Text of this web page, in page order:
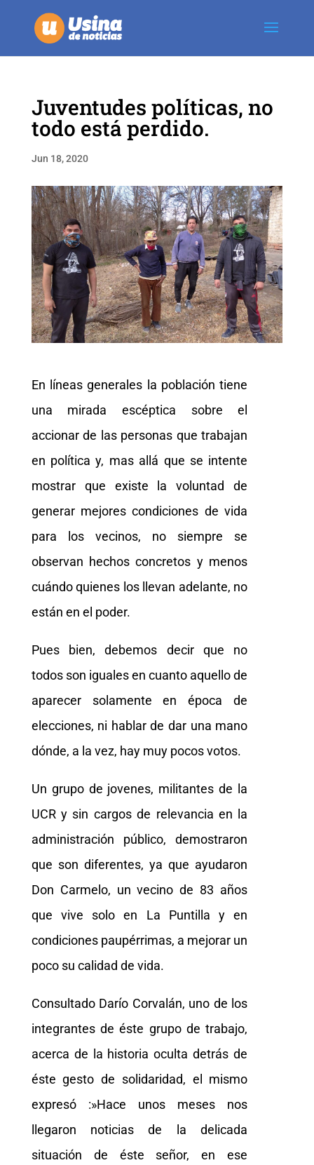
Juventudes políticas, no
todo está perdido.
Jun 18, 2020
En líneas generales la población tiene
una mirada escéptica sobre el
accionar de las personas que trabajan
en política y, mas allá que se intente
mostrar que existe la voluntad de
generar mejores condiciones de vida
para los vecinos, no siempre se
observan hechos concretos y menos
cuándo quienes los llevan adelante, no
están en el poder.
Pues bien, debemos decir que no
todos son iguales en cuanto aquello de
aparecer solamente en época de
elecciones, ni hablar de dar una mano
dónde, a la vez, hay muy pocos votos.
Un grupo de jovenes, militantes de la
UCR y sin cargos de relevancia en la
administración público, demostraron
que son diferentes, ya que ayudaron
Don Carmelo, un vecino de 83 años
que vive solo en La Puntilla y en
condiciones paupérrimas, a mejorar un
poco su calidad de vida.
Consultado Darío Corvalán, uno de los
integrantes de éste grupo de trabajo,
acerca de la historia oculta detrás de
éste gesto de solidaridad, el mismo
expresó :»Hace unos meses nos
llegaron noticias de la delicada
situación de éste señor, en ese